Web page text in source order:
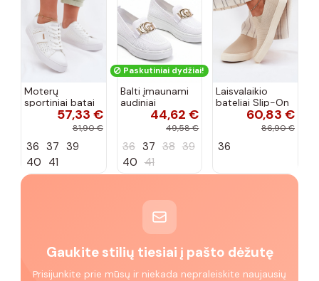
Moterų
sportiniai batai
su ažūro
elementais Big
baltos spalvos
57,33 €
81,90 €
36 37 39
40 41
Paskutiniai dydžiai!
Balti įmaunami
audiniai
sportbačiai su
44,62 €
49,58 €
36 37 38 39
40 41
Laisvalaikio
bateliai Slip-On
Big Star
RR274721 smėlio
60,83 €
86,90 €
36
Gaukite stilių tiesiai į pašto dėžutę
Prisijunkite prie mūsų ir niekada nepraleiskite naujausių